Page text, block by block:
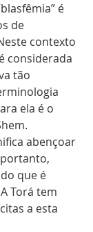
é
de
contexto
considerada
tão
ela é o
abençoar
que é
Torá tem
a esta